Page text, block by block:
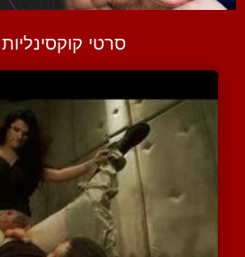
סרטי